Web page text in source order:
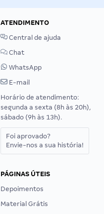
ATENDIMENTO
Central de ajuda
Chat
WhatsApp
E-mail
Horário de atendimento:
segunda a sexta (8h às 20h),
sábado (9h às 13h).
Foi aprovado?
Envie-nos a sua história!
PÁGINAS ÚTEIS
Depoimentos
Material Grátis